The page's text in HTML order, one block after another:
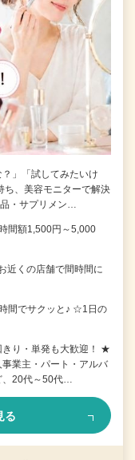
？」「試してみたいけ
、美容モニターで解決
・サプリメン…
間額1,500円～5,000
くの店舗で間時間に
間でサクッと♪ ☆1日の
きり・単発も大歓迎！ ★
業主・パート・アルバ
、20代～50代…
る